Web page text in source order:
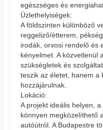
egészséges és
Üzlethelyiségek:
A földszinten különböző
reggeliző/étterem,
irodák, orvosi rendelő és
kényelmet. A közvetlenül
szükségletek és
teszik az életet, hanem a
hozzájárulnak.
Lokáció:
A projekt ideális helyen,
könnyen megközelíthető
autóútról. A Budapestre